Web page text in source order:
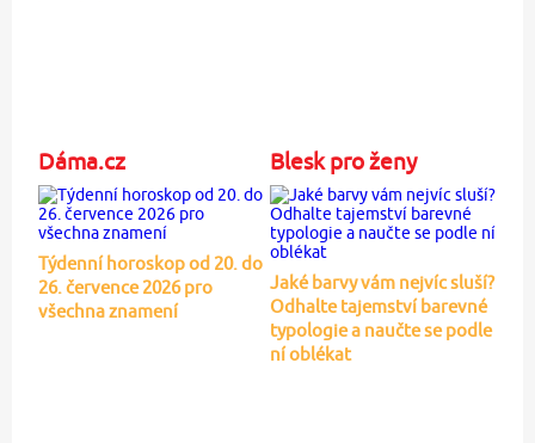
Dáma.cz
Týdenní horoskop od 20. do
26. července 2026 pro
všechna znamení
Blesk pro ženy
Jaké barvy vám nejvíc sluší?
Odhalte tajemství barevné
typologie a naučte se podle
ní oblékat